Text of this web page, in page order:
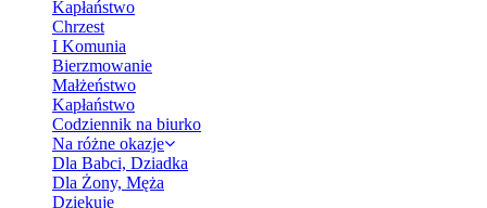
Kapłaństwo
Chrzest
I Komunia
Bierzmowanie
Małżeństwo
Kapłaństwo
Codziennik na biurko
Na różne okazje
Dla Babci, Dziadka
Dla Żony, Męża
Dziękuję